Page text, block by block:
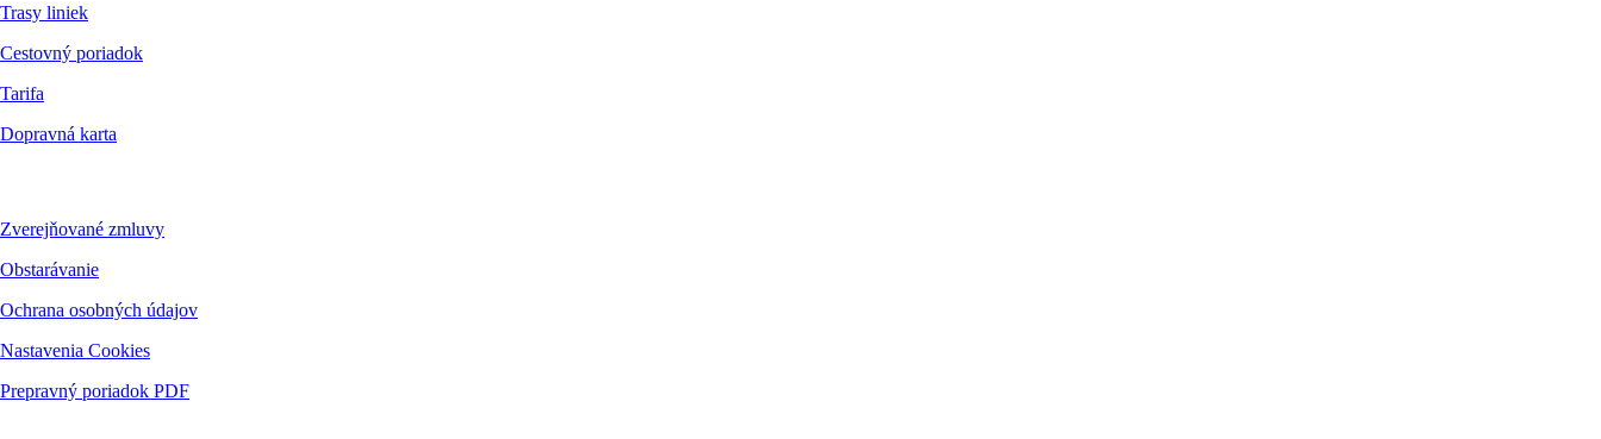
Trasy liniek
Cestovný poriadok
Tarifa
Dopravná karta
Zverejňované zmluvy
Obstarávanie
Ochrana osobných údajov
Nastavenia Cookies
Prepravný poriadok PDF